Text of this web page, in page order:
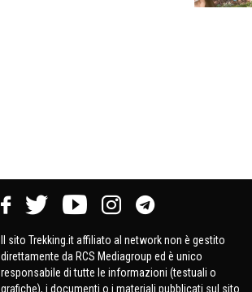
Il sito Trekking.it affiliato al network non è gestito
direttamente da RCS Mediagroup ed è unico
responsabile di tutte le informazioni (testuali o
grafiche), i documenti o i materiali pubblicati sul sito